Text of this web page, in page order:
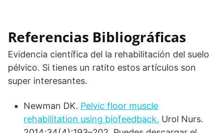
Referencias Bibliográficas
Evidencia científica del la rehabilitación del suelo
pélvico. Si tienes un ratito estos artículos son
super interesantes.
Newman DK. Pelvic floor muscle
rehabilitation using biofeedback. Urol Nurs.